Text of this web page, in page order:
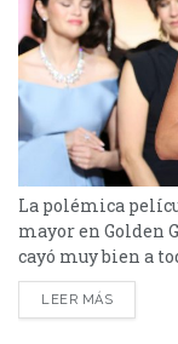
La polémica
mayor en Golden
cayó muy bien a
película dirigida
cuatro estatuillas
LEER MÁS